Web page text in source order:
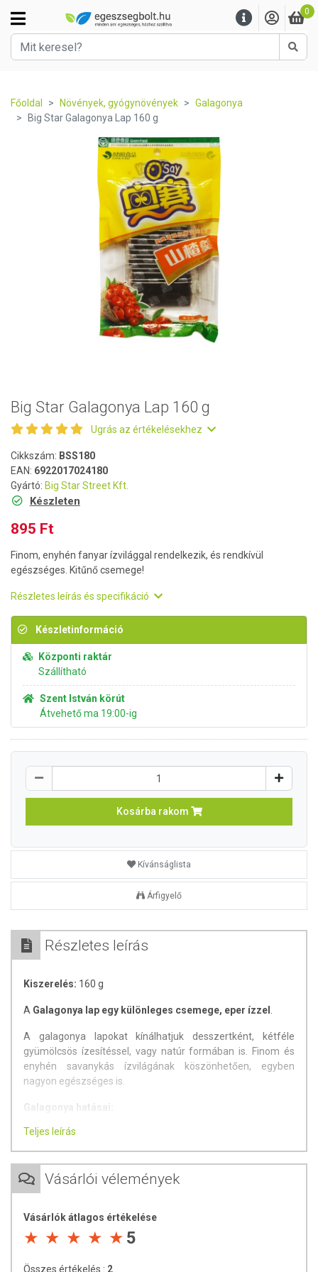
0
Főoldal Növények, gyógynövények
Galagonya
Big Star Galagonya Lap 160 g
Big Star Galagonya Lap 160 g
Ugrás az értékelésekhez
Cikkszám: BSS180
EAN: 6922017024180
Gyártó: Big Star Street Kft.
Készleten
895 Ft
Finom, enyhén fanyar ízvilággal rendelkezik, és rendkívül
egészséges. Kitűnő csemege!
Részletes leírás és specifikáció
Készletinformáció
Központi raktár
Szállítható
Szent István körút
Átvehető ma 19:00-ig
Kosárba rakom
Kívánságlista
Árfigyelő
Részletes leírás
Kiszerelés: 160 g
A Galagonya lap egy különleges csemege, eper ízzel
A galagonya lapokat kínálhatjuk desszertként, kétféle
gyümölcsös ízesítéssel, vagy natúr formában is. Finom és
enyhén savanykás ízvilágának köszönhetően, egyben
nagyon egészséges is.
Galagonya hatásai:
- hozzájárulhat a vérkeringési problémák kezeléséhez
- segíthet a vérnyomás csökkentésében
- javíthatja a szervek és az izmok vérellátását
- támogatja a koleszterinszint csökkentését
- a galagonya igazoltan erősíti a szívet és nyugtatólag hat a
Természetes antioxidánsokat
Teljes leírás
Vásárlói vélemények
Vásárlók átlagos értékelése
5
Összes értékelés : 2